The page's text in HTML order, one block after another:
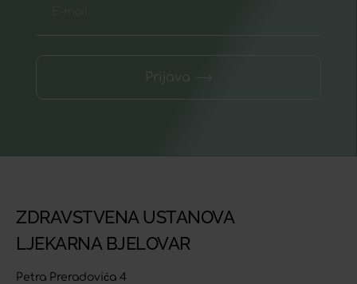
Prijava ⟶
ZDRAVSTVENA USTANOVA
LJEKARNA BJELOVAR
Petra Preradovića 4